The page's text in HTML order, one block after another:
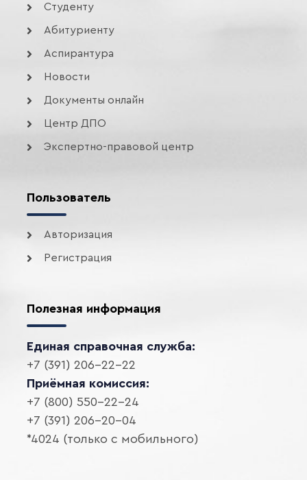
Студенту
Абитуриенту
Аспирантура
Новости
Документы онлайн
Центр ДПО
Экспертно-правовой центр
Пользователь
Авторизация
Регистрация
Полезная информация
Единая справочная служба:
+7 (391) 206-22-22
Приёмная комиссия:
+7 (800) 550-22-24
+7 (391) 206-20-04
*4024 (только с мобильного)